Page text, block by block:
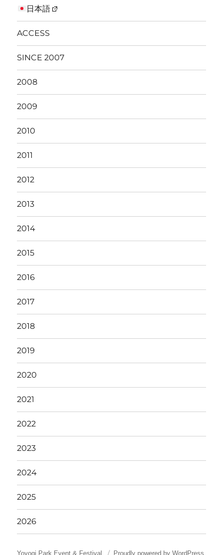
日本語
ACCESS
SINCE 2007
2008
2009
2010
2011
2012
2013
2014
2015
2016
2017
2018
2019
2020
2021
2022
2023
2024
2025
2026
Yoyogi Park Event & Festival Proudly powered by WordPress